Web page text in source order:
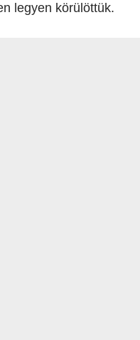
legyen körülöttük.